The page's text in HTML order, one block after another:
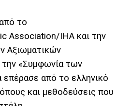
το
Association/ΙΗΑ και την
Αξιωματικών
«Συμφωνία των
από το ελληνικό
και μεθοδεύσεις που